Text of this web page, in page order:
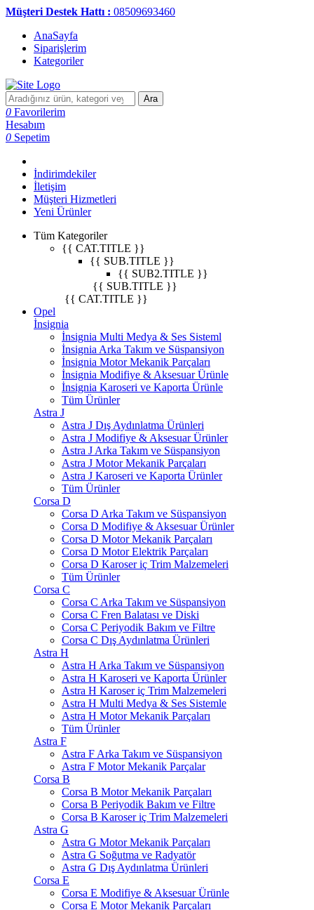
Müşteri Destek Hattı : 08509693460
AnaSayfa
Siparişlerim
Kategoriler
Ara
0 Favorilerim
Hesabım
0 Sepetim
İndirimdekiler
İletişim
Müşteri Hizmetleri
Yeni Ürünler
Tüm Kategoriler
{{ CAT.TITLE }}
{{ SUB.TITLE }}
{{ SUB2.TITLE }}
{{ SUB.TITLE }}
{{ CAT.TITLE }}
Opel
İnsignia
İnsignia Multi Medya & Ses Sisteml
İnsignia Arka Takım ve Süspansiyon
İnsignia Motor Mekanik Parçaları
İnsignia Modifiye & Aksesuar Ürünle
İnsignia Karoseri ve Kaporta Ürünle
Tüm Ürünler
Astra J
Astra J Dış Aydınlatma Ürünleri
Astra J Modifiye & Aksesuar Ürünler
Astra J Arka Takım ve Süspansiyon
Astra J Motor Mekanik Parçaları
Astra J Karoseri ve Kaporta Ürünler
Tüm Ürünler
Corsa D
Corsa D Arka Takım ve Süspansiyon
Corsa D Modifiye & Aksesuar Ürünler
Corsa D Motor Mekanik Parçaları
Corsa D Motor Elektrik Parçaları
Corsa D Karoser iç Trim Malzemeleri
Tüm Ürünler
Corsa C
Corsa C Arka Takım ve Süspansiyon
Corsa C Fren Balatası ve Diski
Corsa C Periyodik Bakım ve Filtre
Corsa C Dış Aydınlatma Ürünleri
Astra H
Astra H Arka Takım ve Süspansiyon
Astra H Karoseri ve Kaporta Ürünler
Astra H Karoser iç Trim Malzemeleri
Astra H Multi Medya & Ses Sistemle
Astra H Motor Mekanik Parçaları
Tüm Ürünler
Astra F
Astra F Arka Takım ve Süspansiyon
Astra F Motor Mekanik Parçalar
Corsa B
Corsa B Motor Mekanik Parçaları
Corsa B Periyodik Bakım ve Filtre
Corsa B Karoser iç Trim Malzemeleri
Astra G
Astra G Motor Mekanik Parçaları
Astra G Soğutma ve Radyatör
Astra G Dış Aydınlatma Ürünleri
Corsa E
Corsa E Modifiye & Aksesuar Ürünle
Corsa E Motor Mekanik Parçaları